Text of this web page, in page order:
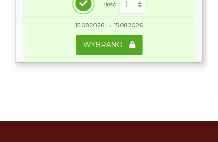
Ilość:
15.08.2026 → 15.08.2026
WYBRANO